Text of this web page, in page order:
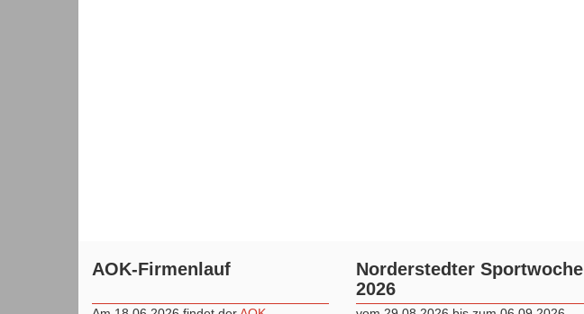
AOK-Firmenlauf
Norderstedter Sportwoche
2026